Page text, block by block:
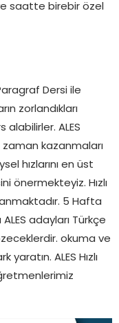
saatte birebir özel
Dersi ile
zorlandıkları
ALES
kazanmaları
hızlarını en üst
önermekteyiz. Hızlı
5 Hafta
adayları Türkçe
okuma ve
yaratın. ALES Hızlı